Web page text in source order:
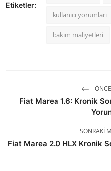
Etiketler:
kullanıcı yorumları
bakım maliyetleri
Fiat Marea 1.6: Kronik
SONRAKI
Fiat Marea 2.0 HLX Kronik